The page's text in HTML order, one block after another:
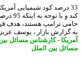
درصد کود شیمیایی آمریکا
کند و با توجه به
ترامپ هستند، هدف قرار
بازار ، یوسف
- کارشناس مسائل بین
بین الملل